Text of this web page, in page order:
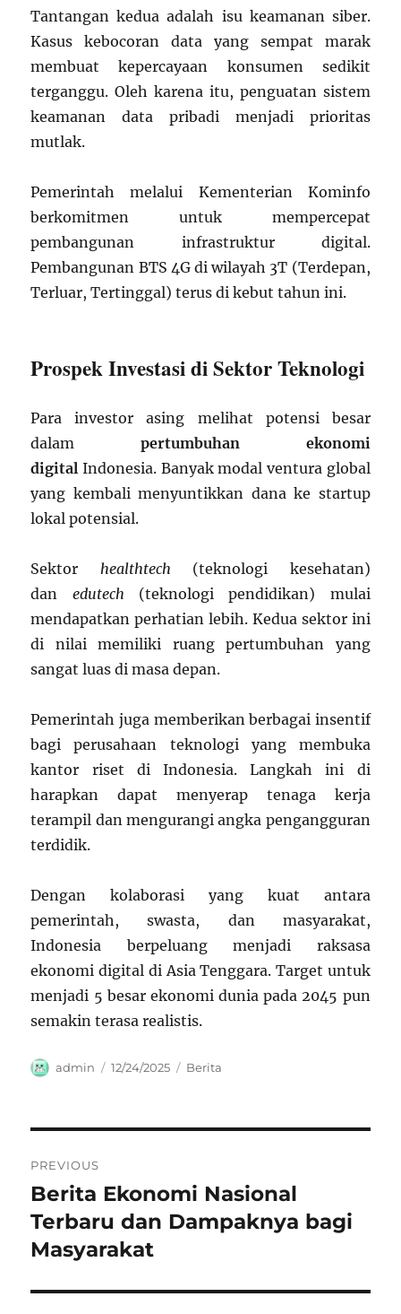
Tantangan kedua adalah isu keamanan siber.
Kasus kebocoran data yang sempat marak
membuat kepercayaan konsumen sedikit
terganggu. Oleh karena itu, penguatan sistem
keamanan data pribadi menjadi prioritas
mutlak.
Pemerintah melalui Kementerian Kominfo
berkomitmen untuk mempercepat
pembangunan infrastruktur digital.
Pembangunan BTS 4G di wilayah 3T (Terdepan,
Terluar, Tertinggal) terus di kebut tahun ini.
Prospek Investasi di Sektor Teknologi
Para investor asing melihat potensi besar
dalam pertumbuhan ekonomi
digital Indonesia. Banyak modal ventura global
yang kembali menyuntikkan dana ke startup
lokal potensial.
Sektor healthtech (teknologi kesehatan)
dan edutech (teknologi pendidikan) mulai
mendapatkan perhatian lebih. Kedua sektor ini
di nilai memiliki ruang pertumbuhan yang
sangat luas di masa depan.
Pemerintah juga memberikan berbagai insentif
bagi perusahaan teknologi yang membuka
kantor riset di Indonesia. Langkah ini di
harapkan dapat menyerap tenaga kerja
terampil dan mengurangi angka pengangguran
terdidik.
Dengan kolaborasi yang kuat antara
pemerintah, swasta, dan masyarakat,
Indonesia berpeluang menjadi raksasa
ekonomi digital di Asia Tenggara. Target untuk
menjadi 5 besar ekonomi dunia pada 2045 pun
semakin terasa realistis.
Author
admin
Posted
12/24/2025 Categories
Berita
pos
PREVIOUS
Previous
post:
Berita Ekonomi Nasional
Terbaru dan Dampaknya bagi
Masyarakat